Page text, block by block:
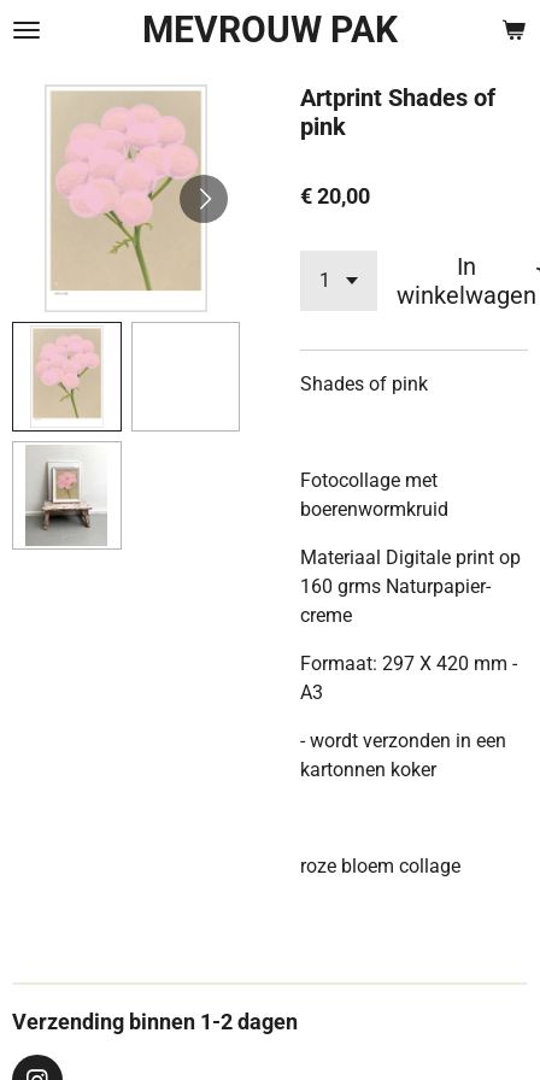
Ga
naar
hoofdinhoud
MEVROUW PAK
Artprint Shades of
pink
€ 20,00
In
winkelwagen
Shades of pink
Fotocollage met
boerenwormkruid
Materiaal Digitale print op
160 grms Naturpapier-
creme
Formaat: 297 X 420 mm -
A3
- wordt verzonden in een
kartonnen koker
roze bloem collage
Verzending binnen 1-2 dagen